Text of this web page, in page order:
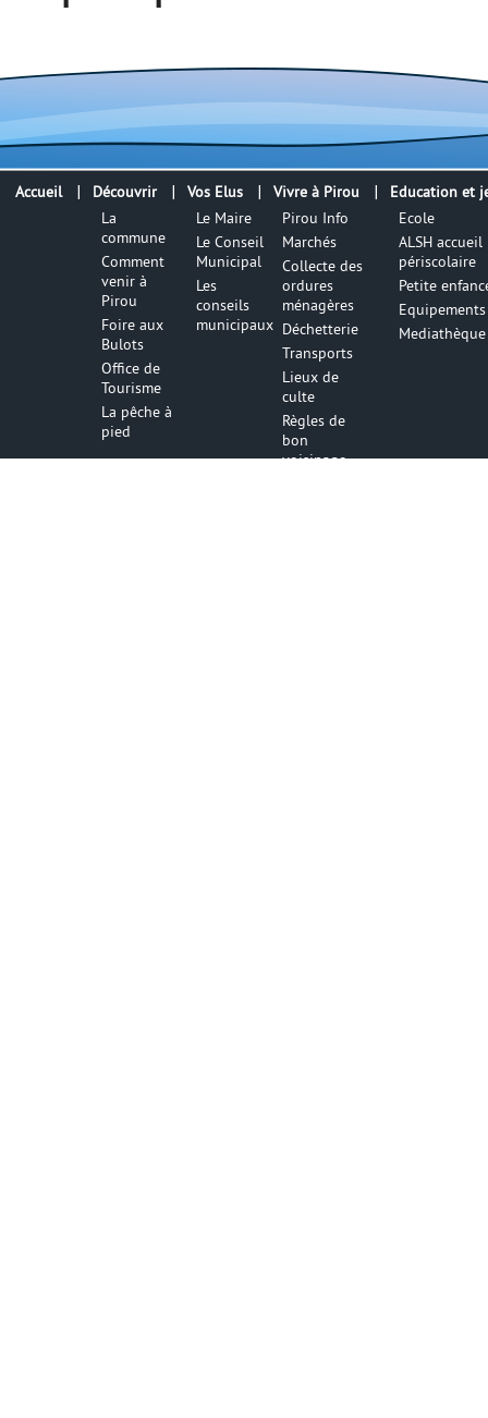
Accueil
Découvrir
La
commune
Comment
venir à
Pirou
Foire aux
Bulots
Office de
Tourisme
La pêche à
pied
Vos Elus
Le Maire
Le Conseil
Municipal
Les
conseils
municipaux
Vivre à Pirou
Pirou Info
Marchés
Collecte des
ordures
ménagères
Déchetterie
Transports
Lieux de
culte
Règles de
bon
voisinage
Education et
Ecole
ALSH accueil
périscolaire
Petite
Mediathèque